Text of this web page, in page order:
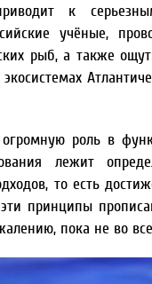
к
учёные,
рыб, а также
огромную роль в
лежит
то есть
принципы
пока не во